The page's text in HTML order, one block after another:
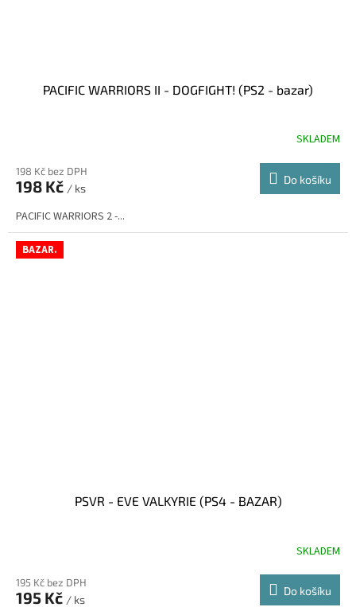
PACIFIC WARRIORS II - DOGFIGHT! (PS2 - bazar)
SKLADEM
198 Kč bez DPH
198 Kč / ks
Do košíku
PACIFIC WARRIORS 2 -...
BAZAR.
PSVR - EVE VALKYRIE (PS4 - BAZAR)
SKLADEM
195 Kč bez DPH
195 Kč / ks
Do košíku